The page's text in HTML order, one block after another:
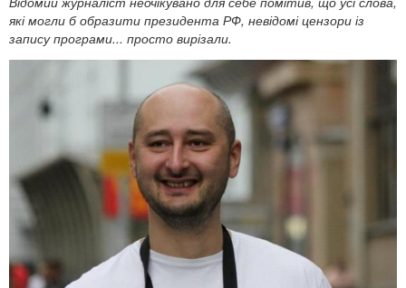
які могли б образити президента РФ, невідомі цензори із
запису програми... просто вирізали.